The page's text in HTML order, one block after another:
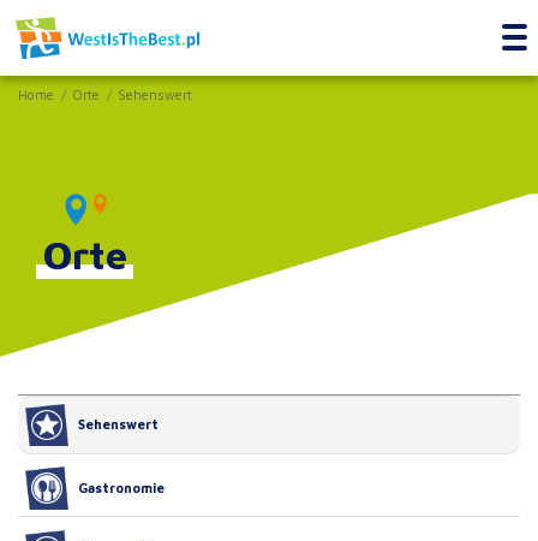
Home Orte Sehenswert
Orte
Sehenswert
Gastronomie